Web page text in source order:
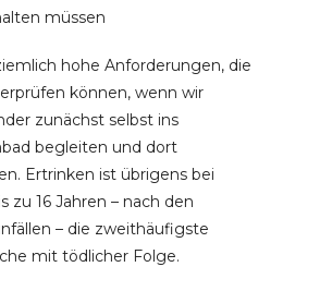
müssen
hohe Anforderungen, die
können, wenn wir
zunächst selbst ins
begleiten und dort
Ertrinken ist übrigens bei
zu 16 Jahren – nach den
– die zweithäufigste
mit tödlicher Folge.